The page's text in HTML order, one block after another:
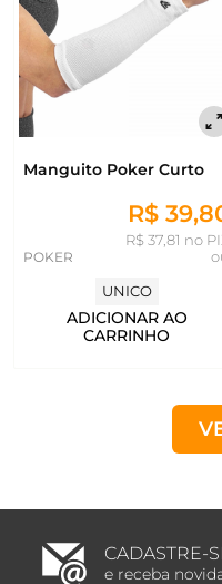
Manguito Poker Curto
R$
R$ 37,81 no
POKER
UNICO
ADICIONAR AO
CARRINHO
CADASTRE-
e receba